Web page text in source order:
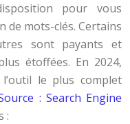
pour vous
de mots-clés. Certains
sont payants et
étoffées. En 2024,
le plus complet
: Search Engine
: